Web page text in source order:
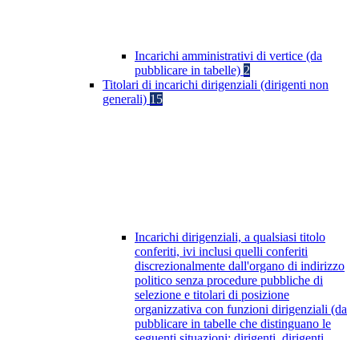
Incarichi amministrativi di vertice (da
pubblicare in tabelle) 2
Titolari di incarichi dirigenziali (dirigenti non
generali) 15
Incarichi dirigenziali, a qualsiasi titolo
conferiti, ivi inclusi quelli conferiti
discrezionalmente dall'organo di indirizzo
politico senza procedure pubbliche di
selezione e titolari di posizione
organizzativa con funzioni dirigenziali (da
pubblicare in tabelle che distinguano le